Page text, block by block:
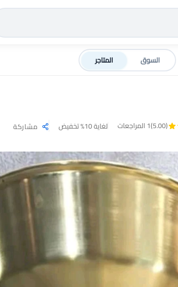
السوق المتاجر
(5.00) 1 المراجعات لغاية 10% تخفيض مشاركة